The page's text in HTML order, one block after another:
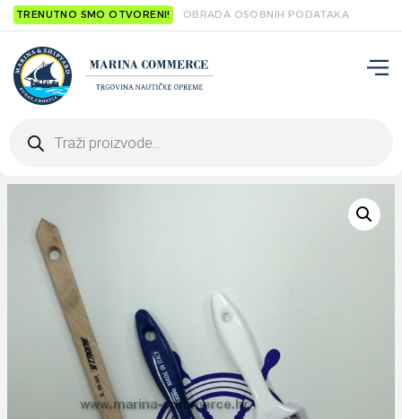
TRENUTNO SMO OTVORENI! OBRADA OSOBNIH PODATAKA
search